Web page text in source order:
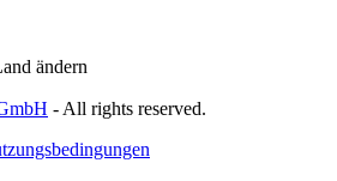
ändern
- All rights reserved.